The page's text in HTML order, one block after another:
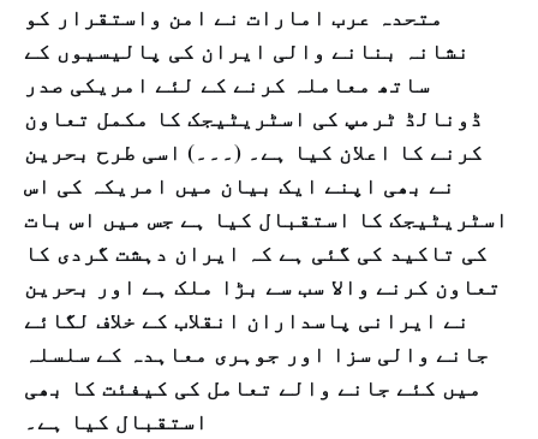
متحدہ عرب امارات نے امن واستقرار کو
نشانہ بنانے والی ایران کی پالیسیوں کے
ساتھ معاملہ کرنے کے لئے امریکی صدر
ڈونالڈ ٹرمپ کی اسٹریٹیجک کا مکمل تعاون
کرنے کا اعلان کیا ہے۔ (۔۔۔) اسی طرح بحرین
نے بھی اپنے ایک بیان میں امریکہ کی اس
اسٹریٹیجک کا استقبال کیا ہے جس میں اس بات
کی تاکید کی گئی ہے کہ ایران دہشت گردی کا
تعاون کرنے والا سب سے بڑا ملک ہے اور بحرین
نے ایرانی پاسداران انقلاب کے خلاف لگائے
جانے والی سزا اور جوہری معاہدہ کے سلسلہ
میں کئے جانے والے تعامل کی کیفئت کا بھی
استقبال کیا ہے۔